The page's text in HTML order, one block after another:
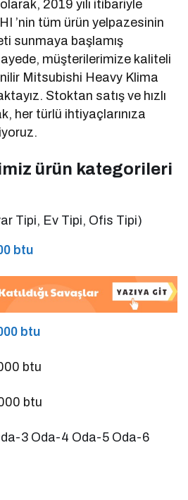
2019 yılı itibariyle
’nin tüm ürün yelpazesinin
sunmaya başlamış
müşterilerimize kaliteli
Mitsubishi Heavy Klima
Stoktan satış ve hızlı
her türlü ihtiyaçlarınıza
ürün kategorileri
Tipi, Ev Tipi, Ofis Tipi)
btu
btu
btu
btu
3 Oda-4 Oda-5 Oda-6